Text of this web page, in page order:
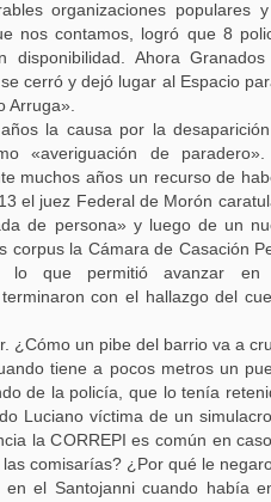
organizaciones populares
nos contamos, logró que 8
disponibilidad. Ahora
cerró y dejó lugar al Espacio
Arruga».
la causa por la
«averiguación de
muchos años un recurso de
el juez Federal de Morón
de persona» y luego de un
corpus la Cámara de Casación
lo que permitió avanzar en
con el hallazgo del
¿Cómo un pibe del barrio va a
tiene a pocos metros un
de la policía, que lo tenía
Luciano víctima de un
la CORREPI es común en
comisarías? ¿Por qué le
en el Santojanni cuando había